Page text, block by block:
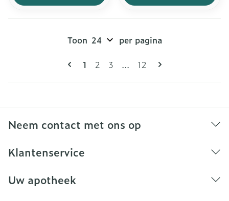
Pagina's
U lees momenteel pagina
1 Pagina
2 Pagina
3 ... Pagina
12
Toon per pagina
Neem contact met ons op
Klantenservice
Uw apotheek